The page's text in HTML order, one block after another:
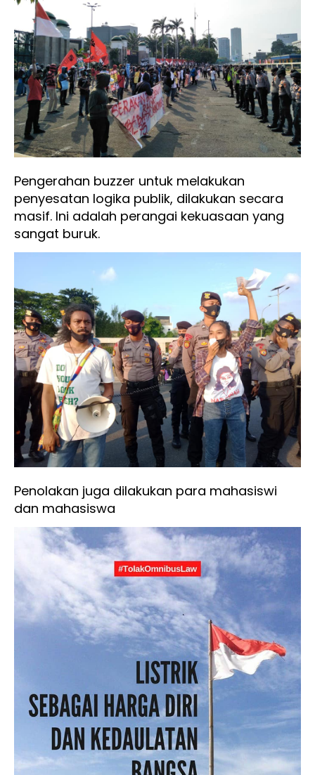
Pengerahan buzzer untuk melakukan
penyesatan logika publik, dilakukan secara
masif. Ini adalah perangai kekuasaan yang
sangat buruk.
Penolakan juga dilakukan para mahasiswi
dan mahasiswa